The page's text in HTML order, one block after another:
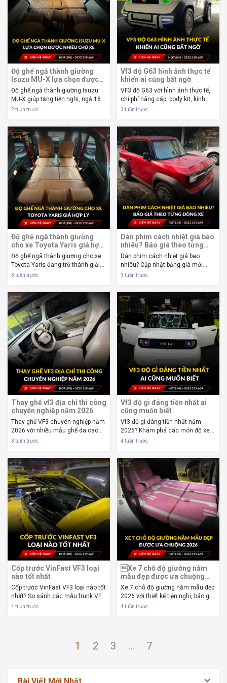
Độ ghế ngả thành giường
Isuzu MU-X lựa chọn được
nhiều chủ xe
Độ ghế ngả thành giường Isuzu
MU-X giúp tăng tiện nghi, ngả 180
độ, chỉnh điện, bọc da Nappa và
năm 2026. Độ ghế ngả thành
giường Isuzu MU-X đang trở thành
lựa chọ...
2 tuần trước
Vf3 độ G63 hình ảnh thực tế
khiến ai cũng bất ngờ
VF3 độ G63 với hình ảnh thực tế,
chi phí nâng cấp, body kit, kinh
nghiệm độ đẹp và những lưu ý
năm 2026. VF3 độ G63 đang trở
thành xu hướng được cộng đồng
yêu xe điện ...
3 tuần trước
Độ ghế ngã thành giường
cho xe Toyota Yaris giá hợp
lý
Độ ghế ngã thành giường cho xe
Toyota Yaris đang trở thành giải
pháp được nhiều chủ xe lựa chọn
những chuyến đi xa hoặc nghỉ
ngơi ngay trên xe. Với thiết kế ghế
chỉ...
3 tuần trước
Dán phim cách nhiệt giá bao
nhiêu? Báo giá theo từng
dòng xe
Dán phim cách nhiệt giá bao
nhiêu? Cập nhật bảng giá mới
nhất theo từng dòng xe, từng
hưởng đến chi phí dán. Dán phim
cách nhiệt giá bao nhiêu? Đây là
câu hỏi được rất...
3 tuần trước
Thay ghế vf3 địa chỉ thi công
chuyên nghiệp năm 2026
Thay ghế VF3 chuyên nghiệp năm
2026 với nhiều mẫu ghế da cao
cấp, thi công chuẩn kỹ thuật, bảo
xe. Thay ghế VF3 là giải pháp
nâng cấp nội thất được nhiều chủ
xe lựa ...
3 tuần trước
Vf3 độ gì đáng tiền nhất ai
cũng muốn biết
Vf3 độ gì đáng tiền nhất năm
2026? Khám phá các món độ xe
VF3 nên lắp trước, chi phí tham
bảo hành, đăng kiểm. Vf3 độ gì để
vừa đẹp, vừa tiện nghi và không
lãng phí...
4 tuần trước
Cốp trước VinFast VF3 loại
nào tốt nhất
Cốp trước VinFast VF3 loại nào tốt
nhất? So sánh các mẫu frunk VF3,
giá mới nhất 2026, ưu nhược
4 tuần trước
Xe 7 chỗ độ giường nằm
mẫu đẹp được ưa chuộng
2026
Xe 7 chỗ độ giường nằm mẫu đẹp
2026 với thiết kế tiện nghi, báo giá
mới, kinh nghiệm lựa chọn và lưu
4 tuần trước
Page
1 Page
2 Page
3 … 7